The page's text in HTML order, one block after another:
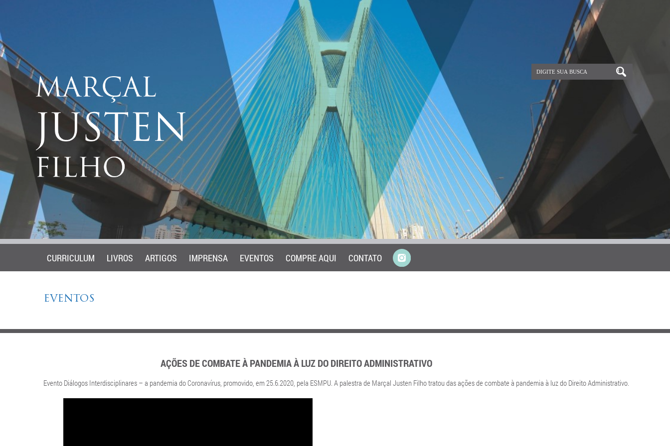
CURRICULUM LIVROS ARTIGOS IMPRENSA EVENTOS COMPRE AQUI CONTATO
EVENTOS
AÇÕES DE COMBATE À PANDEMIA À LUZ DO DIREITO ADMINISTRATIVO
Evento Diálogos Interdisciplinares – a pandemia do Coronavírus, promovido, em 25.6.2020, pela ESMPU. A palestra de Marçal Justen Filho tratou das ações de combate à pandemia à luz do Direito Administrativo.